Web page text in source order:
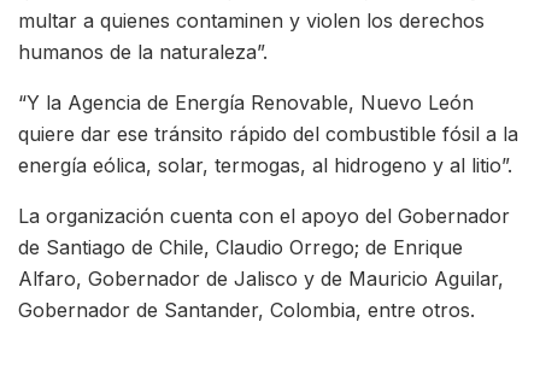
multar a quienes contaminen y violen los derechos
humanos de la naturaleza”.
“Y la Agencia de Energía Renovable, Nuevo León
quiere dar ese tránsito rápido del combustible fósil a la
energía eólica, solar, termogas, al hidrogeno y al litio”.
La organización cuenta con el apoyo del Gobernador
de Santiago de Chile, Claudio Orrego; de Enrique
Alfaro, Gobernador de Jalisco y de Mauricio Aguilar,
Gobernador de Santander, Colombia, entre otros.